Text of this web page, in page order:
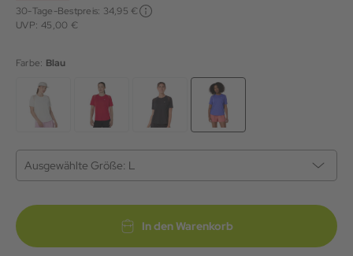
30-Tage-Bestpreis: 34,95 €
UVP: 45,00 €
Farbe: Blau
Ausgewählte Größe: L
In den Warenkorb